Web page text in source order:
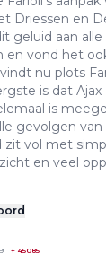
Driessen en
geluid aan
en vond het
vindt nu plots
is dat Ajax
is
gevolgen van
zit vol met
en veel
+ 45085